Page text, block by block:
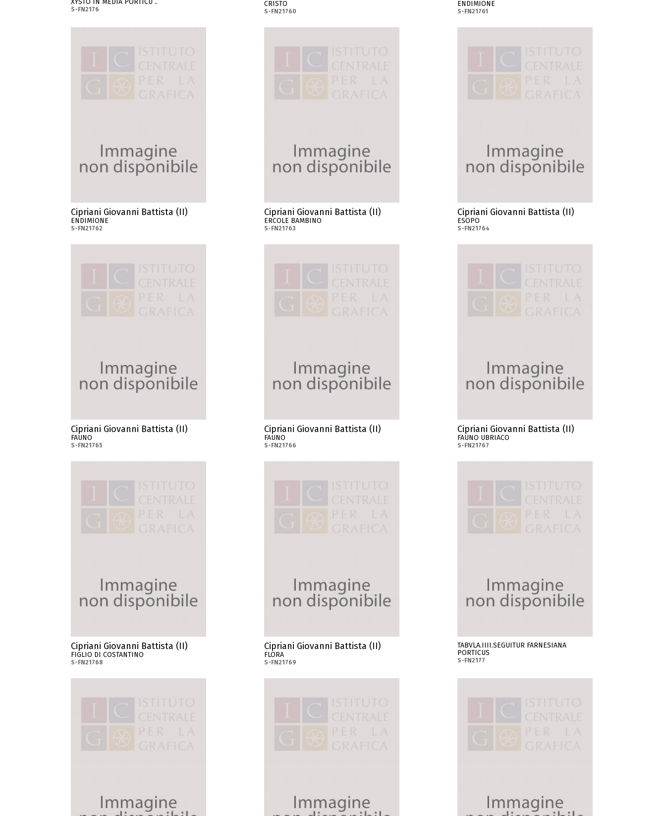
S-FN2176
CRISTO
S-FN21760
ENDIMIONE
S-FN21761
Cipriani Giovanni Battista (II)
ENDIMIONE
S-FN21762
Cipriani Giovanni Battista (II)
ERCOLE BAMBINO
S-FN21763
Cipriani Giovanni Battista (II)
ESOPO
S-FN21764
Cipriani Giovanni Battista (II)
FAUNO
S-FN21765
Cipriani Giovanni Battista (II)
FAUNO
S-FN21766
Cipriani Giovanni Battista (II)
FAUNO UBRIACO
S-FN21767
Cipriani Giovanni Battista (II)
FIGLIO DI COSTANTINO
S-FN21768
Cipriani Giovanni Battista (II)
FLORA
S-FN21769
TABVLA.IIII.SEGUITUR FARNESIANA
PORTICUS
S-FN2177